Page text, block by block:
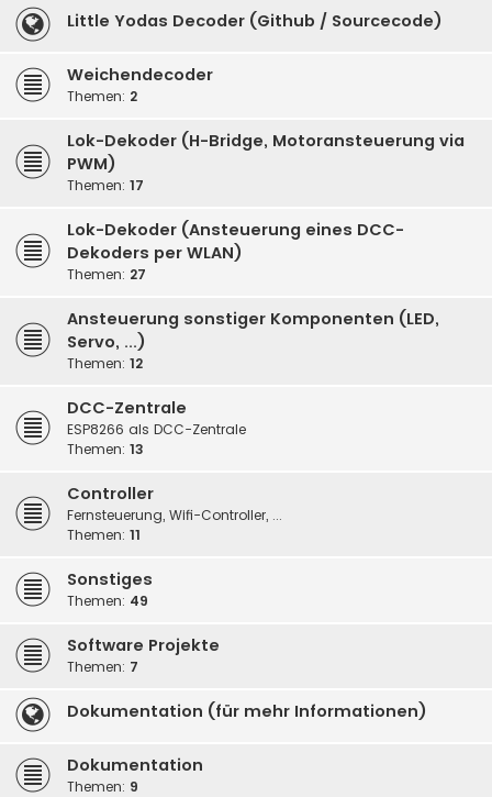
Little Yodas Decoder (Github / Sourcecode)
Weichendecoder
Themen: 2
Lok-Dekoder (H-Bridge, Motoransteuerung via
PWM)
Themen: 17
Lok-Dekoder (Ansteuerung eines DCC-
Dekoders per WLAN)
Themen: 27
Ansteuerung sonstiger Komponenten (LED,
Servo, ...)
Themen: 12
DCC-Zentrale
ESP8266 als DCC-Zentrale
Themen: 13
Controller
Fernsteuerung, Wifi-Controller, ...
Themen: 11
Sonstiges
Themen: 49
Software Projekte
Themen: 7
Dokumentation (für mehr Informationen)
Dokumentation
Themen: 9